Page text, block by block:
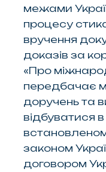
межами
процесу
вручення
доказів за
«Про
передбачає
доручень та
відбуватися
законом
договором